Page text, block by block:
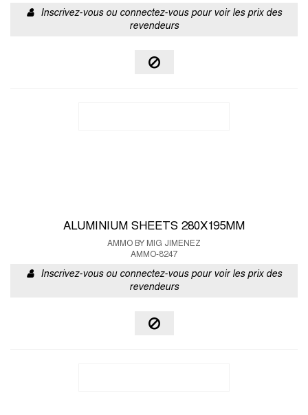
Inscrivez-vous ou connectez-vous pour voir les prix des
revendeurs
ALUMINIUM SHEETS 280X195MM
AMMO BY MIG JIMENEZ
AMMO-8247
Inscrivez-vous ou connectez-vous pour voir les prix des
revendeurs